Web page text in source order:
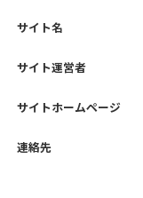
サイト名
サイト運営者
サイトホームページ
連絡先